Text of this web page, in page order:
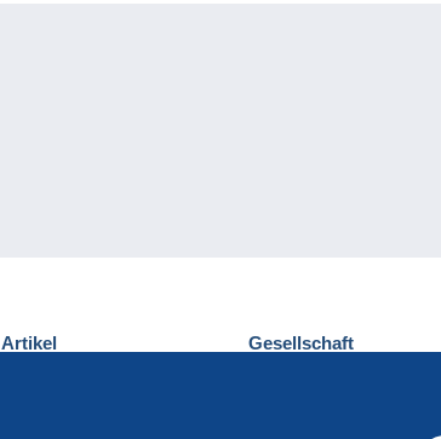
Artikel Gesellschaft